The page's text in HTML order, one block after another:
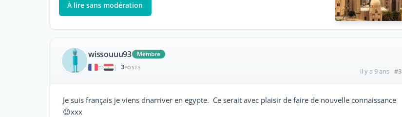
À lire sans modération
wissouuu93
Membre
|
3POSTS il y a 9 ans #3
Je suis français je viens dnarriver en egypte. Ce serait avec plaisir de faire de nouvelle connaissance
😉xxx